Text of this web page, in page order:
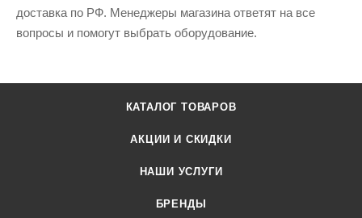
доставка по РФ. Менеджеры магазина ответят на все
вопросы и помогут выбрать оборудование.
КАТАЛОГ ТОВАРОВ
АКЦИИ И СКИДКИ
НАШИ УСЛУГИ
БРЕНДЫ